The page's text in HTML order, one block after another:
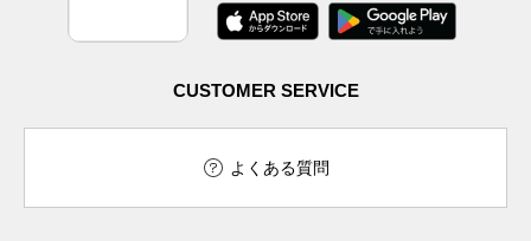
CUSTOMER SERVICE
よくある質問